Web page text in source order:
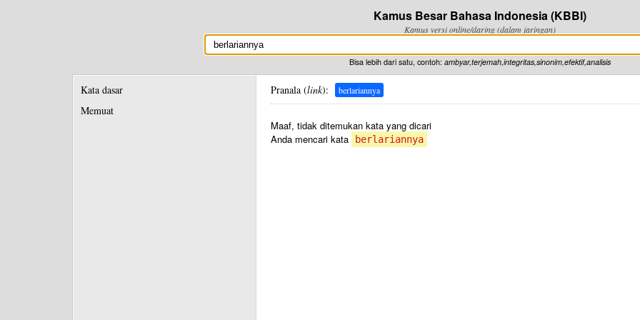
Kamus Besar Bahasa Indonesia (KBBI)
Kamus versi online/daring (dalam jaringan)
Bisa lebih dari satu, contoh: ambyar,terjemah,integritas,sinonim,efektif,analisis
Kata dasar
Memuat
Pranala (link): berlariannya
Maaf, tidak ditemukan kata yang dicari
Anda mencari kata
berlariannya